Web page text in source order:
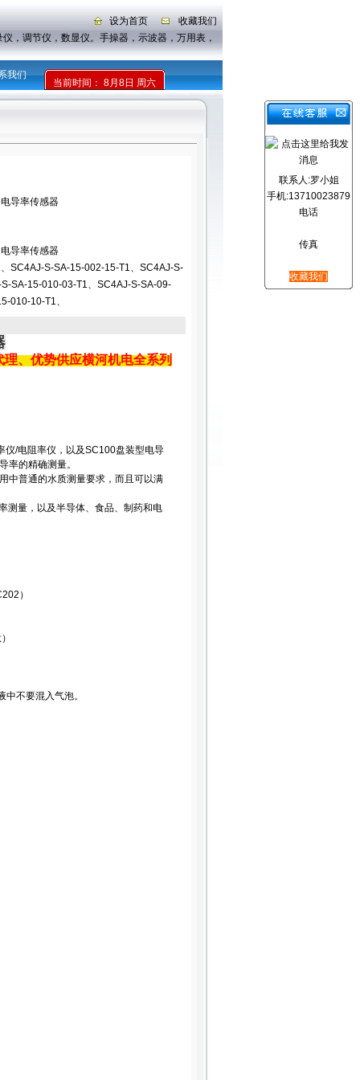
设为首页
收藏我们
仪，调节仪，数显仪。手操器，示波器，万用表，钳形表
我们
当前时间： 8月8日 周六
导率传感器
导率传感器
SC4AJ-S-SA-15-002-15-T1、SC4AJ-S-
SA-15-010-03-T1、SC4AJ-S-SA-09-
010-10-T1、
理、优势供应横河机电全系列
/电阻率仪，以及SC100盘装型电导
率的精确测量。
中普通的水质测量要求，而且可以满
测量，以及半导体、食品、制药和电
）
不要混入气泡。
联系人:罗小姐
手机:13710023879
电话
传真
收藏我们